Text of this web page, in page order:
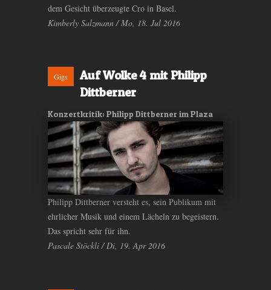
dem Gesicht überzeugte Cro in Basel.
Kimberly Salzmann / Mo, 18. Jul 2016
Gigs
Auf Wolke 4 mit Philipp
Dittberner
Konzertkritik: Philipp Dittberner im Plaza
Philipp Dittberner versteht es, sein Publikum mit
ehrlicher Musik und einem Lächeln zu begeistern.
Das spricht sehr für ihn.
Pascale Stöckli / Di, 19. Apr 2016